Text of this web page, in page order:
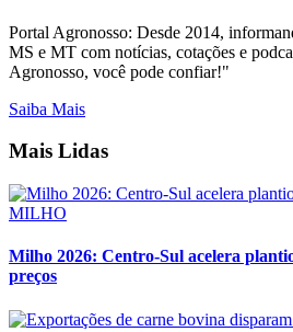
Portal Agronosso: Desde 2014,
MS e MT com notícias, cotações e
Agronosso, você pode confiar!"
Saiba Mais
Mais Lidas
MILHO
Milho 2026: Centro-Sul acelera
preços